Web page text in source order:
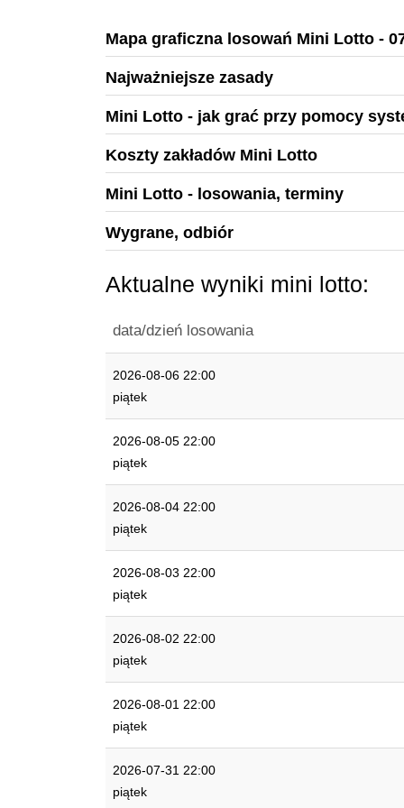
Mapa graficzna losowań Mini Lotto -
Najważniejsze zasady
Mini Lotto - jak grać przy pomocy
Koszty zakładów Mini Lotto
Mini Lotto - losowania, terminy
Wygrane, odbiór
Aktualne wyniki mini lotto:
data/dzień losowania
2026-08-06 22:00
piątek
2026-08-05 22:00
piątek
2026-08-04 22:00
piątek
2026-08-03 22:00
piątek
2026-08-02 22:00
piątek
2026-08-01 22:00
piątek
2026-07-31 22:00
piątek